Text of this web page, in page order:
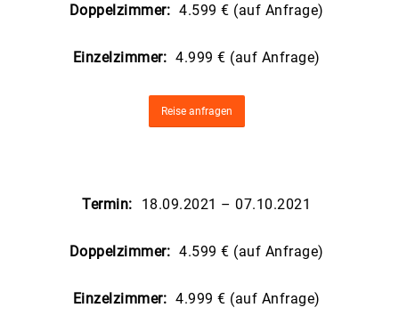
Doppelzimmer: 4.599 € (auf Anfrage)
Einzelzimmer: 4.999 € (auf Anfrage)
Reise anfragen
Termin: 18.09.2021 – 07.10.2021
Doppelzimmer: 4.599 € (auf Anfrage)
Einzelzimmer: 4.999 € (auf Anfrage)